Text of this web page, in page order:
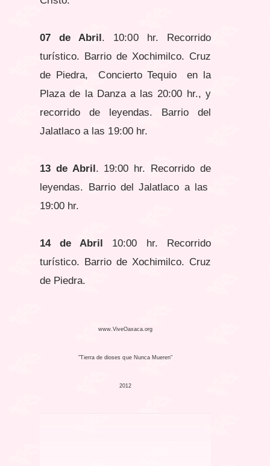
07 de Abril . 10:00 hr. Recorrido
turístico. Barrio de Xochimilco. Cruz
de Piedra, Concierto Tequio en la
Plaza de la Danza a las 20:00 hr., y
recorrido de leyendas. Barrio del
Jalatlaco a las 19:00 hr.
13 de Abril . 19:00 hr. Recorrido de
leyendas. Barrio del Jalatlaco a las
19:00 hr.
14 de Abril 10:00 hr. Recorrido
turístico. Barrio de Xochimilco. Cruz
de Piedra.
www.ViveOaxaca.org
"Tierra de dioses que Nunca Mueren"
2012